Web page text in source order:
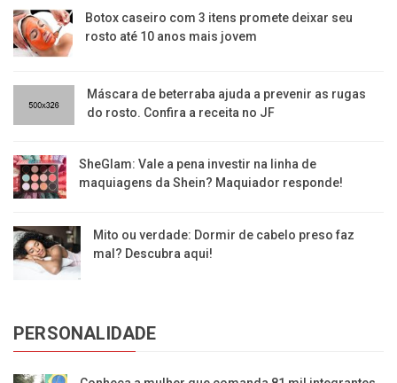
Botox caseiro com 3 itens promete deixar seu
rosto até 10 anos mais jovem
Máscara de beterraba ajuda a prevenir as rugas
do rosto. Confira a receita no JF
SheGlam: Vale a pena investir na linha de
maquiagens da Shein? Maquiador responde!
Mito ou verdade: Dormir de cabelo preso faz
mal? Descubra aqui!
PERSONALIDADE